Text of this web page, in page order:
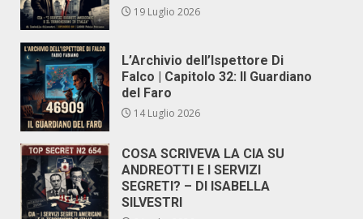
19 Luglio 2026
L’Archivio dell’Ispettore Di
Falco | Capitolo 32: Il Guardiano
del Faro
14 Luglio 2026
COSA SCRIVEVA LA CIA SU
ANDREOTTI E I SERVIZI
SEGRETI? – DI ISABELLA
SILVESTRI